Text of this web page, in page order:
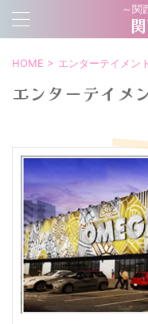
～関
HOME > エンターテイメン
エンターテイメ